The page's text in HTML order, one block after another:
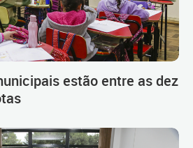
estão entre as dez